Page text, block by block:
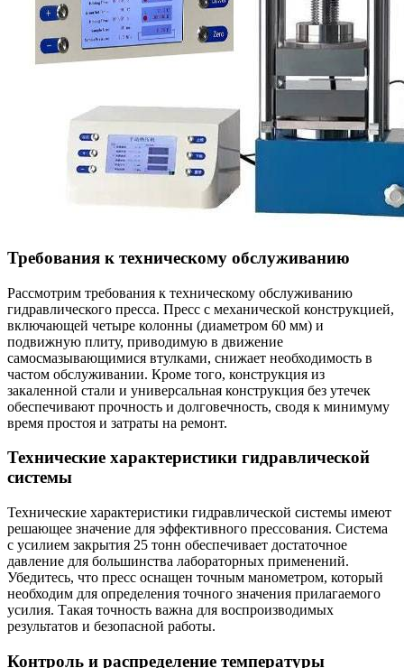
Требования к техническому обслуживанию
Рассмотрим требования к техническому обслуживанию
гидравлического пресса. Пресс с механической конструкцией,
включающей четыре колонны (диаметром 60 мм) и
подвижную плиту, приводимую в движение
самосмазывающимися втулками, снижает необходимость в
частом обслуживании. Кроме того, конструкция из
закаленной стали и универсальная конструкция без утечек
обеспечивают прочность и долговечность, сводя к минимуму
время простоя и затраты на ремонт.
Технические характеристики гидравлической
системы
Технические характеристики гидравлической системы имеют
решающее значение для эффективного прессования. Система
с усилием закрытия 25 тонн обеспечивает достаточное
давление для большинства лабораторных применений.
Убедитесь, что пресс оснащен точным манометром, который
необходим для определения точного значения прилагаемого
усилия. Такая точность важна для воспроизводимых
результатов и безопасной работы.
Контроль и распределение температуры